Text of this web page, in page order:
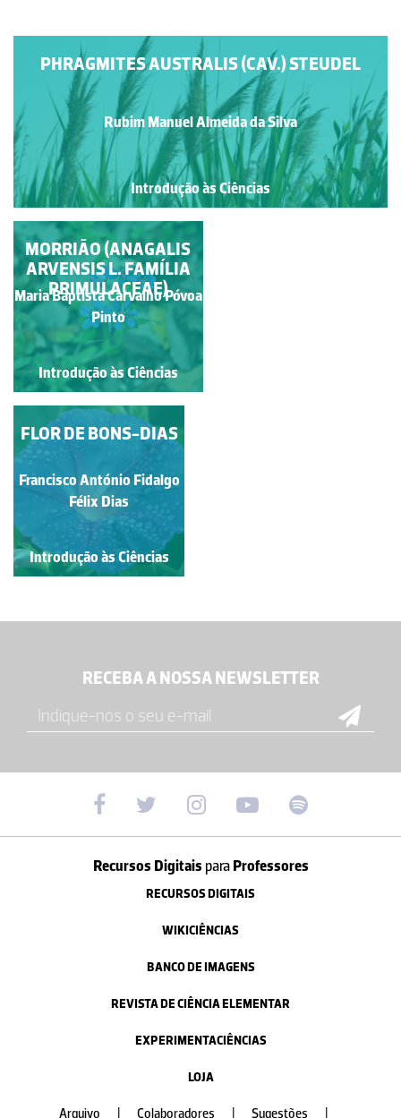
PHRAGMITES AUSTRALIS (CAV.) STEUDEL
Rubim Manuel Almeida da Silva
Introdução às Ciências
CAESALPINIA
PULCHERRIMA
Rubim Manuel Almeida da
Silva
Introdução às Ciências
MORRIÃO (ANAGALIS
ARVENSIS L. FAMÍLIA
PRIMULACEAE)
Maria Baptista Carvalho Póvoa
Pinto
Introdução às Ciências
GEADA
Paula Cristina de Almeida
Maria Castelhano
Introdução às Ciências
FLOR DE BONS-DIAS
Francisco António Fidalgo
Félix Dias
Introdução às Ciências
RECEBA A NOSSA NEWSLETTER
Recursos Digitais paraProfessores
RECURSOS DIGITAIS
WIKICIÊNCIAS
BANCO DE IMAGENS
REVISTA DE CIÊNCIA ELEMENTAR
EXPERIMENTACIÊNCIAS
LOJA
Arquivo Colaboradores Sugestões